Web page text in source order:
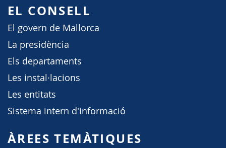
EL CONSELL
El govern de Mallorca
La presidència
Els departaments
Les instal·lacions
Les entitats
Sistema intern d'informació
ÀREES TEMÀTIQUES